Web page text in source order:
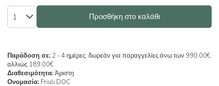
Προσθήκη στο καλάθι
Παράδοση σε: 2 - 4 ημέρες, δωρεάν για παραγγελίες άνω των 990,00€,
αλλιώς 189,00€
Διαθεσιμότητα:Άριστη
Ονομασία: Friuli DOC